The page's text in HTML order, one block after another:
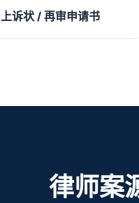
上诉状 / 再审申请书
律师案